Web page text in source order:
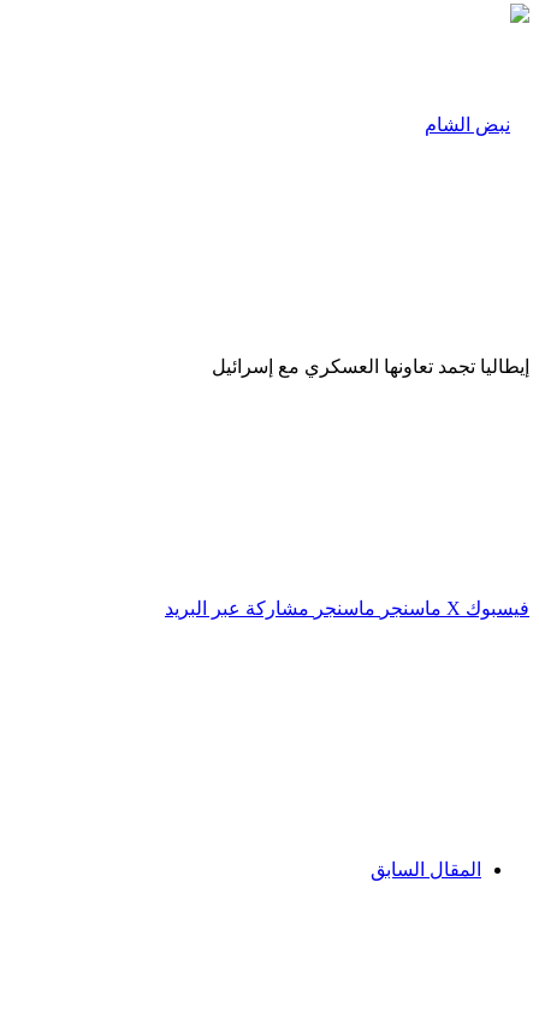
إيطاليا تجمد تعاونها العسكري مع إسرائيل
فيسبوك ‫X ماسنجر ماسنجر مشاركة عبر البريد
المقال السابق